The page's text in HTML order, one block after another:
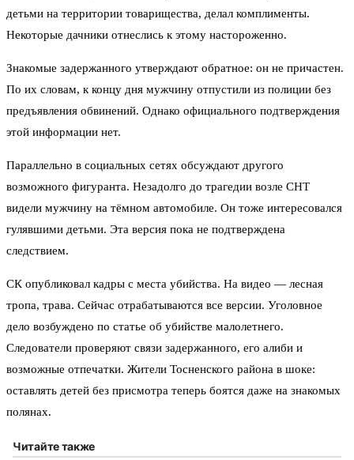
детьми на территории товарищества, делал комплименты.
Некоторые дачники отнеслись к этому настороженно.
Знакомые задержанного утверждают обратное: он не причастен.
По их словам, к концу дня мужчину отпустили из полиции без
предъявления обвинений. Однако официального подтверждения
этой информации нет.
Параллельно в социальных сетях обсуждают другого
возможного фигуранта. Незадолго до трагедии возле СНТ
видели мужчину на тёмном автомобиле. Он тоже интересовался
гулявшими детьми. Эта версия пока не подтверждена
следствием.
СК опубликовал кадры с места убийства. На видео — лесная
тропа, трава. Сейчас отрабатываются все версии. Уголовное
дело возбуждено по статье об убийстве малолетнего.
Следователи проверяют связи задержанного, его алиби и
возможные отпечатки. Жители Тосненского района в шоке:
оставлять детей без присмотра теперь боятся даже на знакомых
полянах.
Читайте также